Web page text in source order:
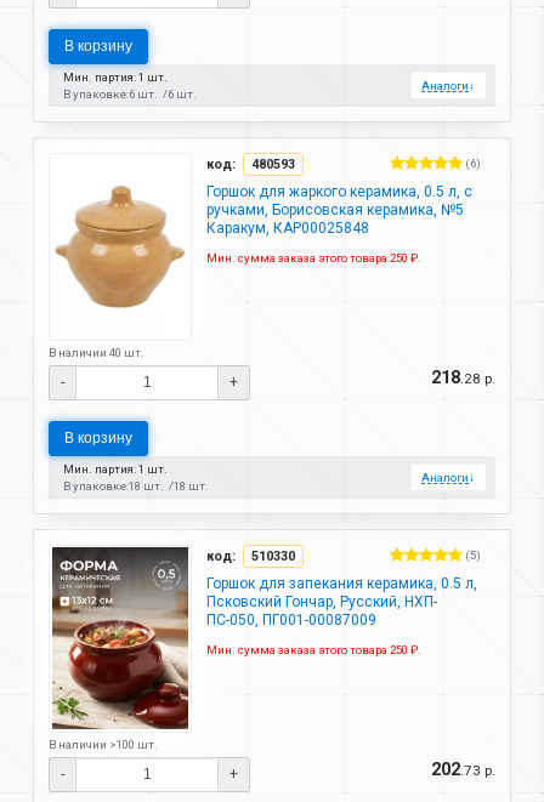
В корзину
Мин. партия: 1 шт.
В упаковке:6 шт. 6 шт.
Аналоги↓
код: 480593 (6)
Горшок для жаркого керамика, 0.5 л, с
ручками, Борисовская керамика, №5
Каракум, КАР00025848
Мин. сумма заказа этого товара 250 ₽.
В наличии 40 шт.
- + 218 .28 р.
В корзину
Мин. партия: 1 шт.
В упаковке:18 шт. 18 шт.
Аналоги↓
код: 510330 (5)
Горшок для запекания керамика, 0.5 л,
Псковский Гончар, Русский, НХП-
ПС-050, ПГ001-00087009
Мин. сумма заказа этого товара 250 ₽.
В наличии >100 шт.
- + 202 .73 р.